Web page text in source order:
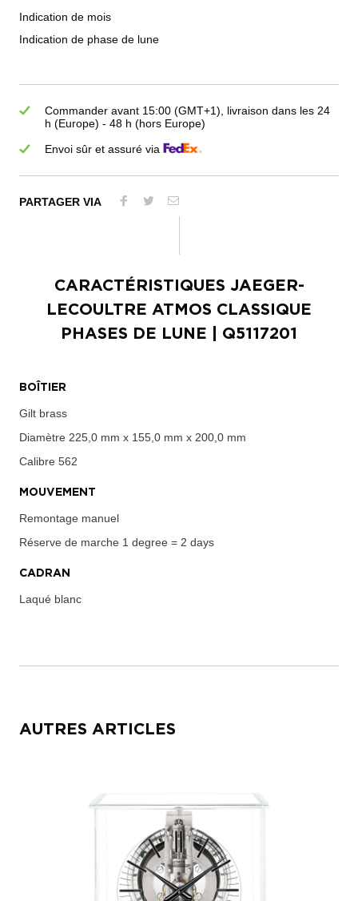
Indication de mois
Indication de phase de lune
Commander avant 15:00 (GMT+1), livraison dans les 24
h (Europe) - 48 h (hors Europe)
Envoi sûr et assuré via
PARTAGER VIA
CARACTÉRISTIQUES JAEGER-
LECOULTRE ATMOS CLASSIQUE
PHASES DE LUNE | Q5117201
BOÎTIER
Gilt brass
Diamètre 225,0 mm x 155,0 mm x 200,0 mm
Calibre 562
MOUVEMENT
Remontage manuel
Réserve de marche 1 degree = 2 days
CADRAN
Laqué blanc
AUTRES ARTICLES